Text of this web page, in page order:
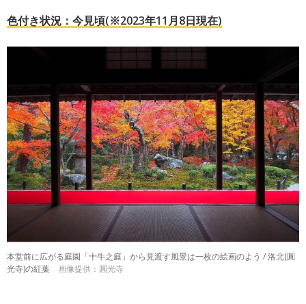
色付き状況：今見頃(※2023年11月8日現在)
本堂前に広がる庭園「十牛之庭」から見渡す風景は一枚の絵画のよう / 洛北(圓
光寺)の紅葉
画像提供：圓光寺